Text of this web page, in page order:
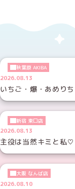
秋葉原 AKIBA
2026.08.13
いちご・爆・あめり
新宿 東口店
2026.08.13
主役は当然キミと私
大阪 なんば店
2026.08.10